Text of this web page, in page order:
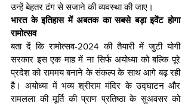
उन्हें बेहतर ढंग से सजाने की व्यवस्था की जाए।
भारत के इतिहास में अबतक का सबसे बड़ा इवेंट होगा
रामोत्सव
बता दें कि रामोत्सव-2024 की तैयारी में जुटी योगी
सरकार इस एक माह में ना सिर्फ अयोध्या को बल्कि पूरे
प्रदेश को राममय बनाने के संकल्प के साथ आगे बढ़ रही
है। अयोध्या में भव्य श्रीराम मंदिर के उद्घाटन और
रामलला की मूर्ति की प्राण प्रतिष्ठा के सुअवसर को